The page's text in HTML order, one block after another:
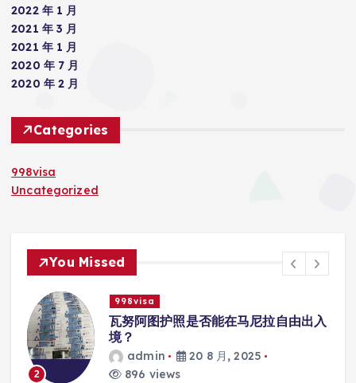
2022 年 1 月
2021 年 3 月
2021 年 1 月
2020 年 7 月
2020 年 2 月
Categories
998visa
Uncategorized
You Missed
2
998visa
瓦努阿图护照是否能在马尼拉自由出入
境？
admin
20 8 月, 2025
896 views